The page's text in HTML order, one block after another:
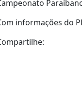
informações do